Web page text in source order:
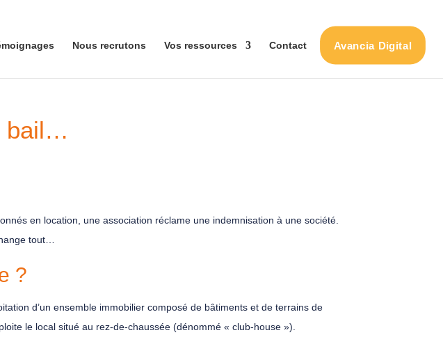
Nous recrutons Vos ressources Contact Avancia Digital
bail…
en location, une association réclame une indemnisation à une société.
tout…
?
d’un ensemble immobilier composé de bâtiments et de terrains de
le local situé au rez-de-chaussée (dénommé « club-house »).